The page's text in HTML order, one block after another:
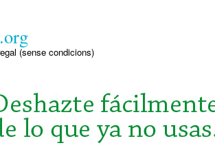
(sense condicions)